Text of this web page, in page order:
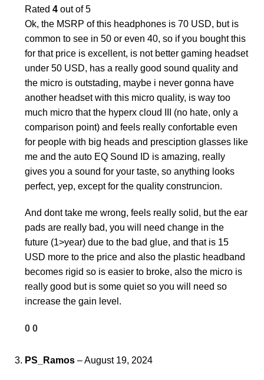
Rated 4 out of 5
Ok, the MSRP of this headphones is 70 USD, but is
common to see in 50 or even 40, so if you bought this
for that price is excellent, is not better gaming headset
under 50 USD, has a really good sound quality and
the micro is outstading, maybe i never gonna have
another headset with this micro quality, is way too
much micro that the hyperx cloud III (no hate, only a
comparison point) and feels really confortable even
for people with big heads and presciption glasses like
me and the auto EQ Sound ID is amazing, really
gives you a sound for your taste, so anything looks
perfect, yep, except for the quality construncion.
And dont take me wrong, feels really solid, but the ear
pads are really bad, you will need change in the
future (1>year) due to the bad glue, and that is 15
USD more to the price and also the plastic headband
becomes rigid so is easier to broke, also the micro is
really good but is some quiet so you will need so
increase the gain level.
0 0
PS_Ramos –August 19, 2024